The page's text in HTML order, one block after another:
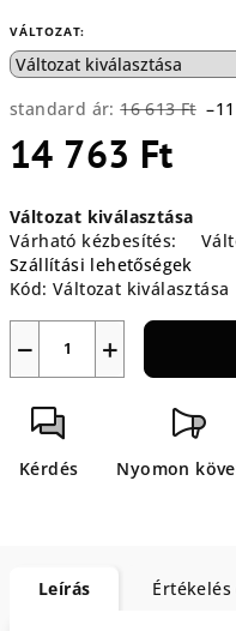
VÁLTOZAT:
standard ár: 16 613 Ft
14 763 Ft
Változat kiválasztása
Várható kézbesítés:
Szállítási lehetőségek
Kód: Változat kiválasztása
+
−
Kérdés Nyomon
Leírás Értékelés